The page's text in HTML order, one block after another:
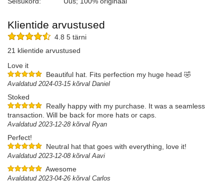
Klientide arvustused
4.8 5 tärni
21 klientide arvustused
Love it
Beautiful hat. Fits perfection my huge head 🤣
Avaldatud 2024-03-15 kõrval Daniel
Stoked
Really happy with my purchase. It was a seamless
transaction. Will be back for more hats or caps.
Avaldatud 2023-12-28 kõrval Ryan
Perfect!
Neutral hat that goes with everything, love it!
Avaldatud 2023-12-08 kõrval Aavi
Awesome
Avaldatud 2023-04-26 kõrval Carlos